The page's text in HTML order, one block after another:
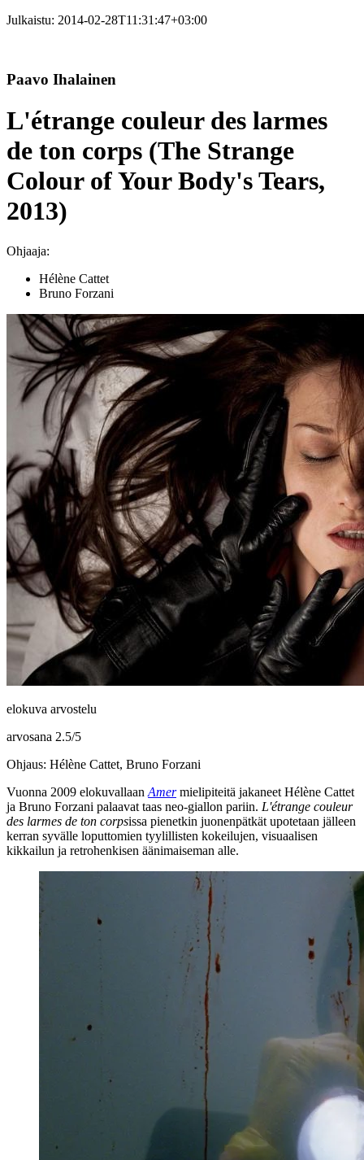
Julkaistu: 2014-02-28T11:31:47+03:00
Paavo Ihalainen
L'étrange couleur des larmes
de ton corps (The Strange
Colour of Your Body's Tears,
2013)
Ohjaaja:
Hélène Cattet
Bruno Forzani
elokuva arvostelu
arvosana 2.5/5
Ohjaus: Hélène Cattet, Bruno Forzani
Vuonna 2009 elokuvallaan Amermielipiteitä jakaneet Hélène Cattet
ja Bruno Forzani palaavat taas neo‑giallon pariin. L'étrange couleur
des larmes de ton corpsissa pienetkin juonenpätkät upotetaan jälleen
kerran syvälle loputtomien tyylillisten kokeilujen, visuaalisen
kikkailun ja retrohenkisen äänimaiseman alle.